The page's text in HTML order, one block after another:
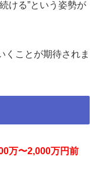
ける”という姿勢が
くことが期待されま
万〜2,000万円前